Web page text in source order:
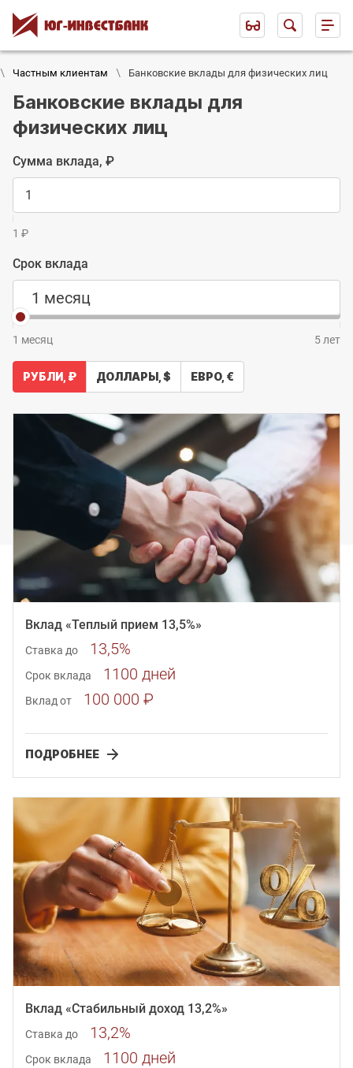
Частным клиентам Банковские вклады для физических лиц
Банковские вклады для
физических лиц
Сумма вклада, ₽
1 ₽
Срок вклада
1 месяц
1 месяц 5 лет
РУБЛИ, ₽ ДОЛЛАРЫ, $ ЕВРО, €
Вклад «Теплый прием 13,5%»
Ставка до 13,5%
Срок вклада 1100 дней
Вклад от 100 000 ₽
ПОДРОБНЕЕ
Вклад «Стабильный доход 13,2%»
Ставка до 13,2%
Срок вклада 1100 дней